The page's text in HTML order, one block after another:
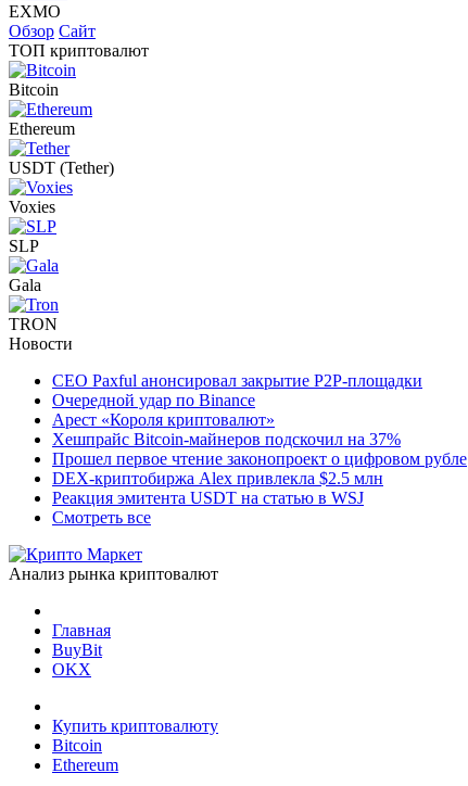
EXMO
Обзор Сайт
ТОП криптовалют
Bitcoin
Ethereum
USDT (Tether)
Voxies
SLP
Gala
TRON
Новости
CEO Paxful анонсировал закрытие P2P-площадки
Очередной удар по Binance
Арест «Короля криптовалют»
Хешпрайс Bitcoin-майнеров подскочил на 37%
Прошел первое чтение законопроект о цифровом рубле
DEX-криптобиржа Alex привлекла $2.5 млн
Реакция эмитента USDT на статью в WSJ
Смотреть все
Анализ рынка криптовалют
Главная
BuyBit
OKX
Купить криптовалюту
Bitcoin
Ethereum